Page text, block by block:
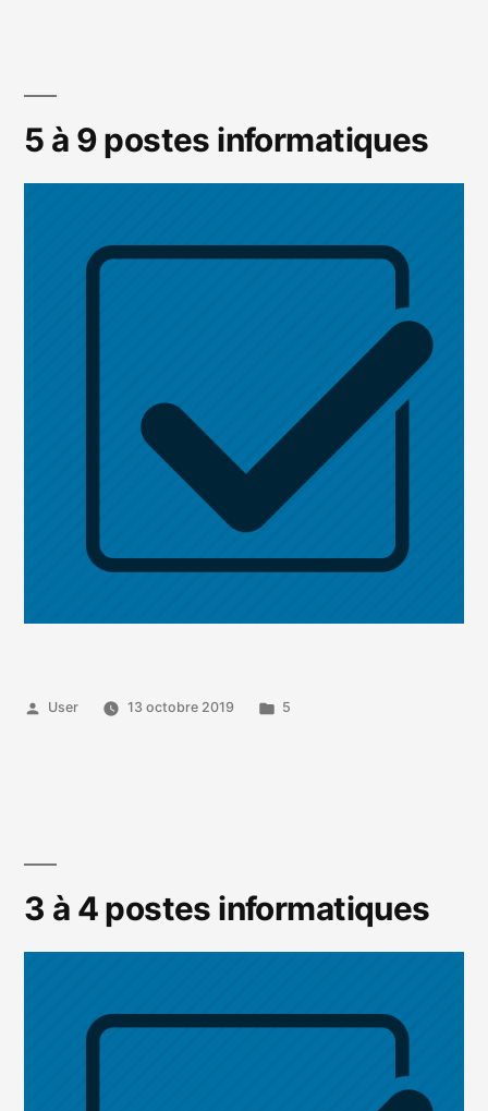
5 à 9 postes informatiques
Publié
User 13 octobre 2019
Publié
5
3 à 4 postes informatiques